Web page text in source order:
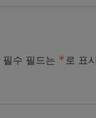
필수 필드는 *로 표